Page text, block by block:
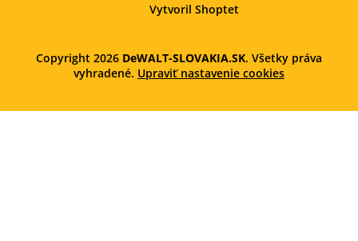
Vytvoril Shoptet
Copyright 2026 DeWALT-SLOVAKIA.SK. Všetky práva
vyhradené. Upraviť nastavenie cookies